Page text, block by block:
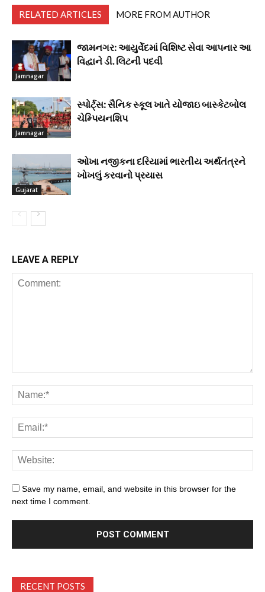
RELATED ARTICLES MORE FROM AUTHOR
Jamnagar
જામનગર: આયુર્વેદમાં વિશિષ્ટ સેવા આપનાર આ
વિદ્વાને ડી. લિટની પદવી
Jamnagar
સ્પોર્ટ્સ: સૈનિક સ્કૂલ ખાતે યોજાઇ બાસ્કેટબોલ
ચેમ્પિયનશિપ
Gujarat
ઓખા નજીકના દરિયામાં ભારતીય અર્થતંત્રને
ખોખલું કરવાનો પ્રયાસ
LEAVE A REPLY
Save my name, email, and website in this browser for the
next time I comment.
RECENT POSTS